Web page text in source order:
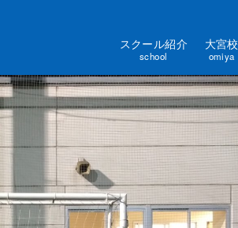
スクール紹介
school
大宮校
omiya